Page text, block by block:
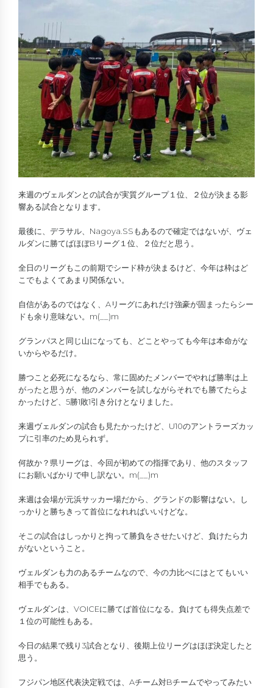
来週のヴェルダンとの試合が実質グループ１位、２位が決まる影
響ある試合となります。
最後に、デラサル、Nagoya.SSもあるので確定ではないが、ヴェ
ルダンに勝てばほぼBリーグ１位、２位だと思う。
全日のリーグもこの前期でシード枠が決まるけど、今年は枠はど
こでもよくてあまり関係ない。
自信があるのではなく、Aリーグにあれだけ強豪が固まったらシー
ドも余り意味ない。m(__)m
グランパスと同じ山になっても、どことやっても今年は本命がな
いからやるだけ。
勝つこと必死になるなら、常に固めたメンバーでやれば勝率は上
がったと思うが、他のメンバーを試しながらそれでも勝てたらよ
かったけど、5勝1敗1引き分けとなりました。
来週ヴェルダンの試合も見たかったけど、U10のアントラーズカッ
プに引率のため見られず。
何故か？県リーグは、今回が初めての指揮であり、他のスタッフ
にお願いばかりで申し訳ない。m(__)m
来週は会場が元浜サッカー場だから、グランドの影響はない。し
っかりと勝ちきって首位になれればいいけどな。
そこの試合はしっかりと拘って勝負をさせたいけど、負けたら力
がないということ。
ヴェルダンも力のあるチームなので、今の力比べにはとてもいい
相手でもある。
ヴェルダンは、VOICEに勝てば首位になる。負けても得失点差で
１位の可能性もある。
今日の結果で残り3試合となり、後期上位リーグはほぼ決定したと
思う。
フジパン地区代表決定戦では、Aチーム対Bチームでやってみたい